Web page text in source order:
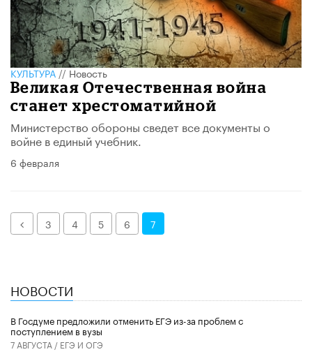
КУЛЬТУРА//Новость
Великая Отечественная война
станет хрестоматийной
Министерство обороны сведет все документы о
войне в единый учебник.
6 февраля
Назад
3 4 5 6 7
НОВОСТИ
В Госдуме предложили отменить ЕГЭ из-за проблем с
поступлением в вузы
7 АВГУСТА / ЕГЭ И ОГЭ